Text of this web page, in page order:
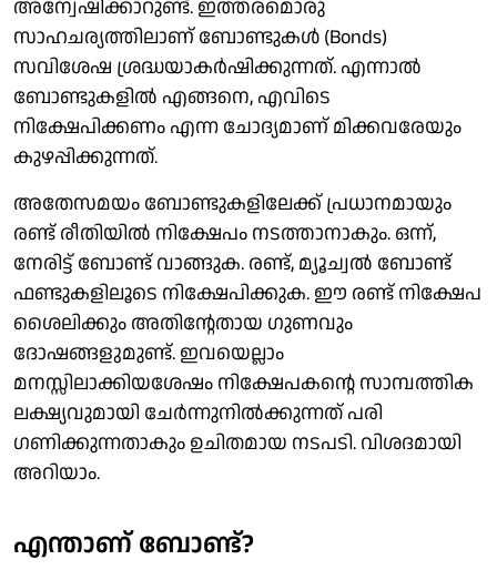
അന്വേഷിക്കാറുണ്ട്. ഇത്തരമൊരു
സാഹചര്യത്തിലാണ് ബോണ്ടുകൾ (Bonds)
സവിശേഷ ശ്രദ്ധയാകർഷിക്കുന്നത്. എന്നാൽ
ബോണ്ടുകളിൽ എങ്ങനെ, എവിടെ
നിക്ഷേപിക്കണം എന്ന ചോദ്യമാണ് മിക്കവരേയും
കുഴപ്പിക്കുന്നത്.
അതേസമയം ബോണ്ടുകളിലേക്ക് പ്രധാനമായും
രണ്ട് രീതിയിൽ നിക്ഷേപം നടത്താനാകും. ഒന്ന്,
നേരിട്ട് ബോണ്ട് വാങ്ങുക. രണ്ട്, മ്യൂച്വൽ ബോണ്ട്
ഫണ്ടുകളിലൂടെ നിക്ഷേപിക്കുക. ഈ രണ്ട് നിക്ഷേപ
ശൈലിക്കും അതിന്റേതായ ​ഗുണവും
ദോഷങ്ങളുമുണ്ട്. ഇവയെല്ലാം
മനസ്സിലാക്കിയശേഷം നിക്ഷേപകന്റെ സാമ്പത്തിക
ലക്ഷ്യവുമായി ചേർന്നുനിൽക്കുന്നത് പരി​
ഗണിക്കുന്നതാകും ഉചിതമായ നടപടി. വിശദമായി
അറിയാം.
എന്താണ് ബോണ്ട്?